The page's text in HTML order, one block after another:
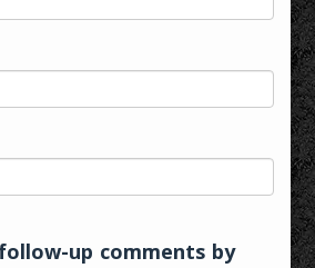
up comments by